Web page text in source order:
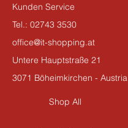
Kunden Service
Tel.: 02743 3530
office@it-shopping.at
Untere Hauptstraße 21
3071 Böheimkirchen - Austria
Shop All